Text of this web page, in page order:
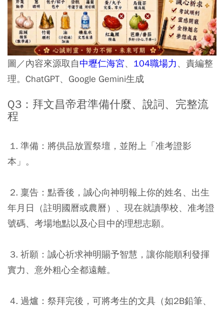
圖／內容來源取自中壢仁海宮、 104職場力、責編整
理。ChatGPT、Google Gemini生成
Q3：拜文昌帝君準備什麼、 說詞、完整流
程
1. 準備：將供品放置祭壇，並附上「准考證影
本」。
2. 稟告：點香後，誠心向神明報上你的姓名、出生
年月日（註明國曆或農曆）、現在就讀學校、准考證
號碼、考場地點以及心目中的理想志願。
3. 祈願：誠心祈求神明賜予智慧，讓你能順利發揮
實力、意外粗心全都遠離。
4. 過爐：祭拜完後，可將考生的文具（如2B鉛筆、